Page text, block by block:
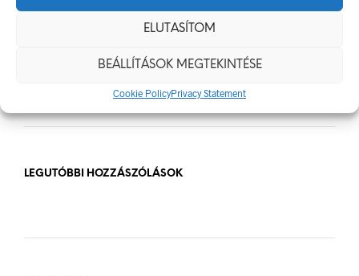
ELUTASÍTOM
BEÁLLÍTÁSOK MEGTEKINTÉSE
Cookie PolicyPrivacy Statement
A Biztonságos Hulladékgazdálkodás: A Hulladékgyűjtő
A Munkavédelmi Rendelet És A Biztonsági Táblák: Az
LEGUTÓBBI HOZZÁSZÓLÁSOK